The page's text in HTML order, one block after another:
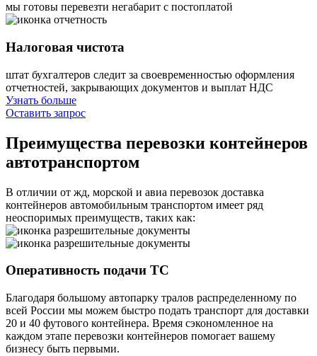
мы готовы перевезти негабарит с постоплатой
Налоговая чистота
штат бухгалтеров следит за своевременностью оформления
отчетностей, закрывающих документов и выплат НДС
Узнать больше
Оставить запрос
Преимущества перевозки контейнеров
автотранспортом
В отличии от жд, морской и авиа перевозок доставка
контейнеров автомобильным транспортом имеет ряд
неоспоримых преимуществ, таких как:
Оперативность подачи ТС
Благодаря большому автопарку тралов распределенному по
всей России мы можем быстро подать транспорт для доставки
20 и 40 футового контейнера. Время сэкономленное на
каждом этапе перевозки контейнеров помогает вашему
бизнесу быть первыми.